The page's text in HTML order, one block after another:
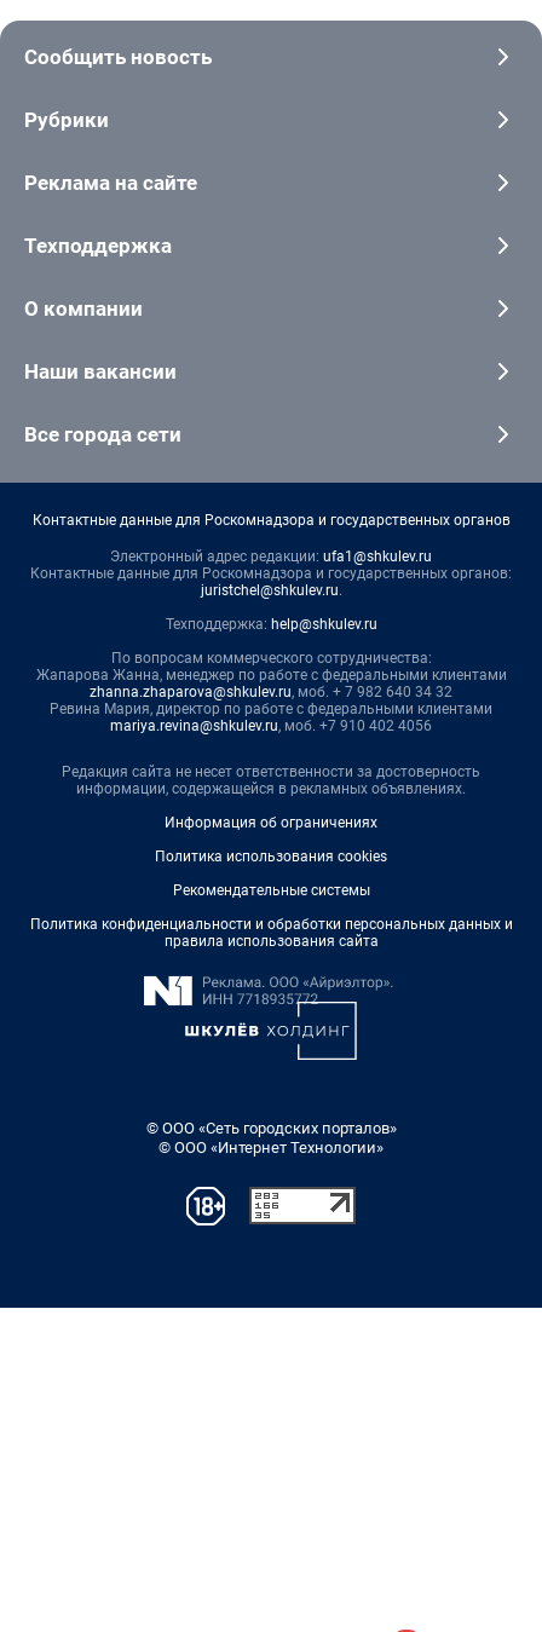
Сообщить новость
Рубрики
Реклама на сайте
Техподдержка
О компании
Наши вакансии
Все города сети
Контактные данные для Роскомнадзора и государственных органов
Электронный адрес редакции: ufa1@shkulev.ru
Контактные данные для Роскомнадзора и государственных органов:
juristchel@shkulev.ru.
Техподдержка: help@shkulev.ru
По вопросам коммерческого сотрудничества:
Жапарова Жанна, менеджер по работе с федеральными клиентами
zhanna.zhaparova@shkulev.ru, моб. + 7 982 640 34 32
Ревина Мария, директор по работе с федеральными клиентами
mariya.revina@shkulev.ru, моб. +7 910 402 4056
Редакция сайта не несет ответственности за достоверность
информации, содержащейся в рекламных объявлениях.
Информация об ограничениях
Политика использования cookies
Рекомендательные системы
Политика конфиденциальности и обработки персональных данных и
правила использования сайта
© ООО «Сеть городских порталов»
© ООО «Интернет Технологии»